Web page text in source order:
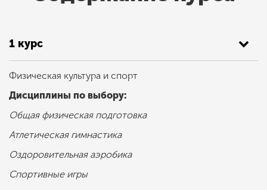
1 курс
Физическая культура и спорт
Дисциплины по выбору:
Общая физическая подготовка
Атлетическая гимнастика
Оздоровительная аэробика
Спортивные игры